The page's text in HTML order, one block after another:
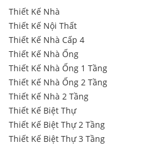
Thiết Kế Nhà
Thiết Kế Nội Thất
Thiết Kế Nhà Cấp 4
Thiết Kế Nhà Ống
Thiết Kế Nhà Ống 1 Tầng
Thiết Kế Nhà Ống 2 Tầng
Thiết Kế Nhà 2 Tầng
Thiết Kế Biệt Thự
Thiết Kế Biệt Thự 2 Tầng
Thiết Kế Biệt Thự 3 Tầng